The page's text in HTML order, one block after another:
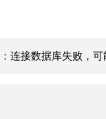
连接数据库失败，